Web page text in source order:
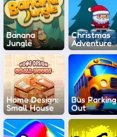
Banana
Jungle
Christmas
Adventure
Home Design:
Small House
Bus Parking
Out